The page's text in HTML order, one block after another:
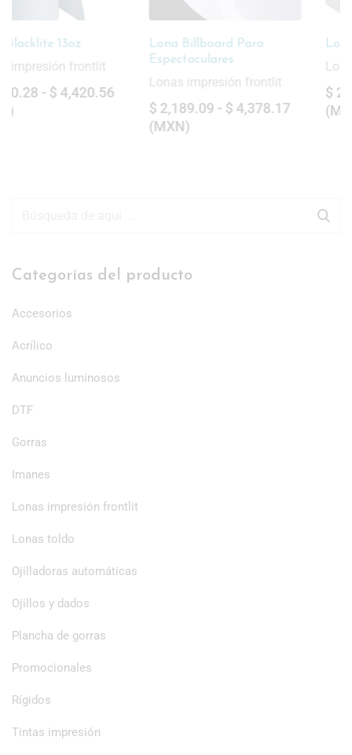
Lona Billboard Para
Espectaculares
$
4,378.17
Lona Mesh
Lonas impresión frontlit
$ 2,746.52 - $ 10,986.24
(MXN )
Categorías del producto
Accesorios
Acrílico
Anuncios luminosos
DTF
Gorras
Imanes
Lonas impresión frontlit
Lonas toldo
Ojilladoras automáticas
Ojillos y dados
Plancha de gorras
Promocionales
Rígidos
Tintas impresión